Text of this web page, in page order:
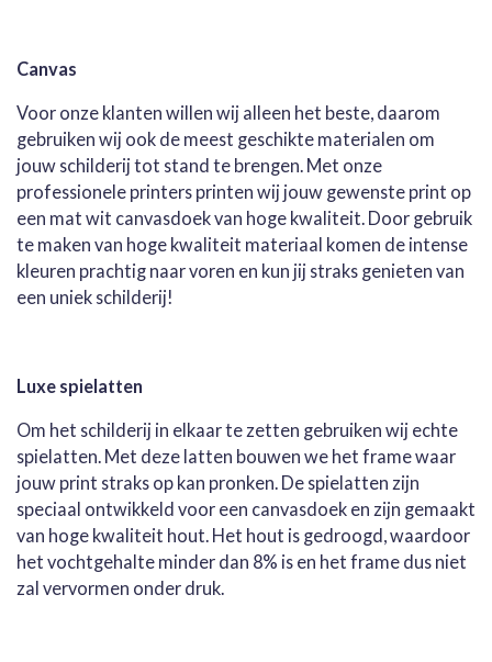
Canvas
Voor onze klanten willen wij alleen het beste, daarom
gebruiken wij ook de meest geschikte materialen om
jouw schilderij tot stand te brengen. Met onze
professionele printers printen wij jouw gewenste print op
een mat wit canvasdoek van hoge kwaliteit. Door gebruik
te maken van hoge kwaliteit materiaal komen de intense
kleuren prachtig naar voren en kun jij straks genieten van
een uniek schilderij!
Luxe spielatten
Om het schilderij in elkaar te zetten gebruiken wij echte
spielatten. Met deze latten bouwen we het frame waar
jouw print straks op kan pronken. De spielatten zijn
speciaal ontwikkeld voor een canvasdoek en zijn gemaakt
van hoge kwaliteit hout. Het hout is gedroogd, waardoor
het vochtgehalte minder dan 8% is en het frame dus niet
zal vervormen onder druk.